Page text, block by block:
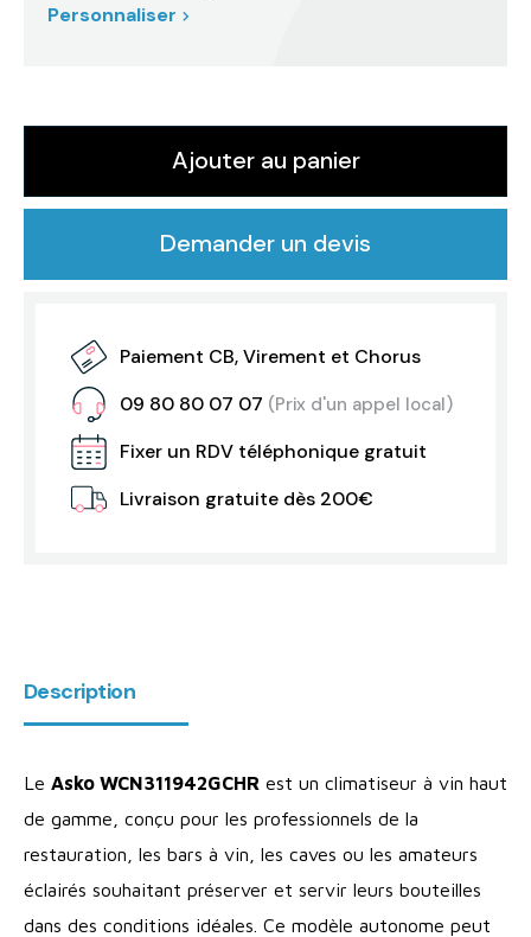
Personnaliser
Ajouter au panier
Demander un devis
Paiement CB, Virement et Chorus
09 80 80 07 07 (Prix d'un appel local)
Fixer un RDV téléphonique gratuit
Livraison gratuite dès 200€
Description
Le Asko WCN311942GCHR est un climatiseur à vin haut
de gamme, conçu pour les professionnels de la
restauration, les bars à vin, les caves ou les amateurs
éclairés souhaitant préserver et servir leurs bouteilles
dans des conditions idéales. Ce modèle autonome peut